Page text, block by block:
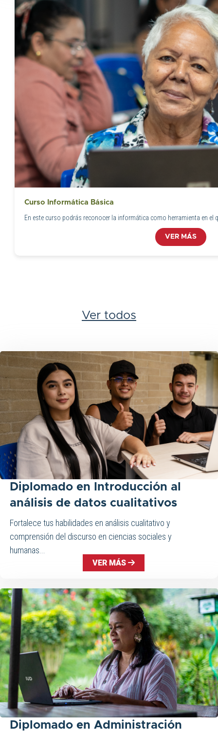
Curso Informática Básica
En este curso podrás reconocer la informática como herramienta en el
VER MÁS
Ver todos
Diplomado en Introducción al
análisis de datos cualitativos
Fortalece tus habilidades en análisis cualitativo y
comprensión del discurso en ciencias sociales y
humanas...
VER MÁS
Diplomado en Administración